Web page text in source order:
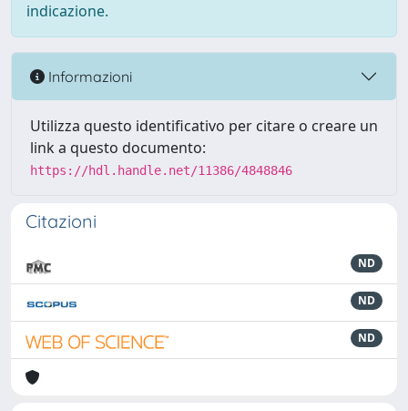
indicazione.
Informazioni
Utilizza questo identificativo per citare o creare un
link a questo documento:
https://hdl.handle.net/11386/4848846
Citazioni
ND
ND
ND